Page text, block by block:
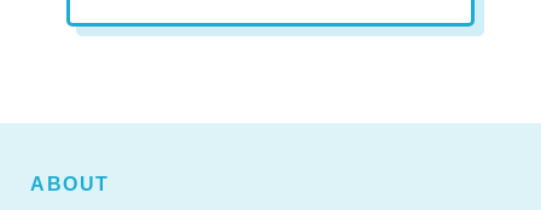
田平まち協だより6月号（107号）UPしました！
田平町壮年ソフトボール大会結果をUPしました！！
ABOUT